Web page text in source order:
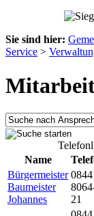
Sie sind hier:
Service >
Name
Bürgermeister
Baumeister
Johannes
21